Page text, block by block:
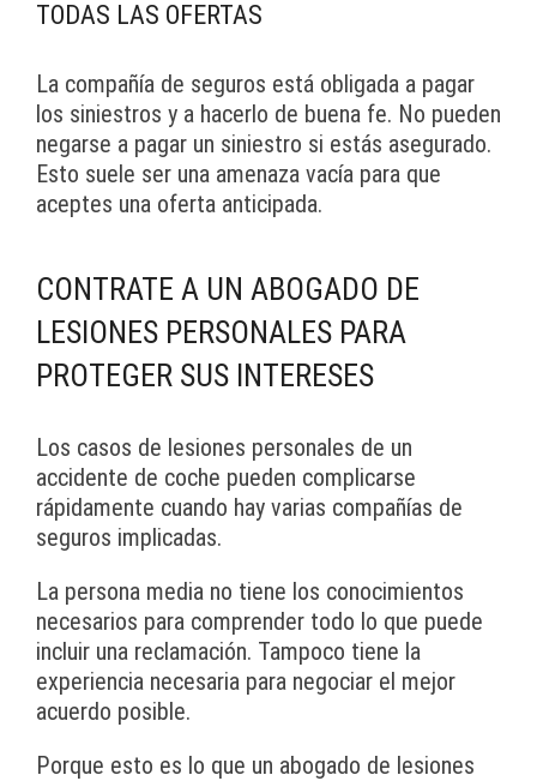
TODAS LAS OFERTAS
La compañía de seguros está obligada a pagar
los siniestros y a hacerlo de buena fe. No pueden
negarse a pagar un siniestro si estás asegurado.
Esto suele ser una amenaza vacía para que
aceptes una oferta anticipada.
CONTRATE A UN ABOGADO DE
LESIONES PERSONALES PARA
PROTEGER SUS INTERESES
Los casos de lesiones personales de un
accidente de coche pueden complicarse
rápidamente cuando hay varias compañías de
seguros implicadas.
La persona media no tiene los conocimientos
necesarios para comprender todo lo que puede
incluir una reclamación. Tampoco tiene la
experiencia necesaria para negociar el mejor
acuerdo posible.
Porque esto es lo que un abogado de lesiones